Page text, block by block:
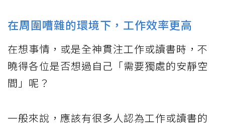
在周圍嘈雜的環境下，工作效率更高
在想事情，或是全神貫注工作或讀書時，不
曉得各位是否想過自己「需要獨處的安靜空
間」呢？
一般來說，應該有很多人認為工作或讀書的